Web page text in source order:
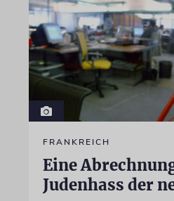
FRANKREICH
Eine
Judenhass der